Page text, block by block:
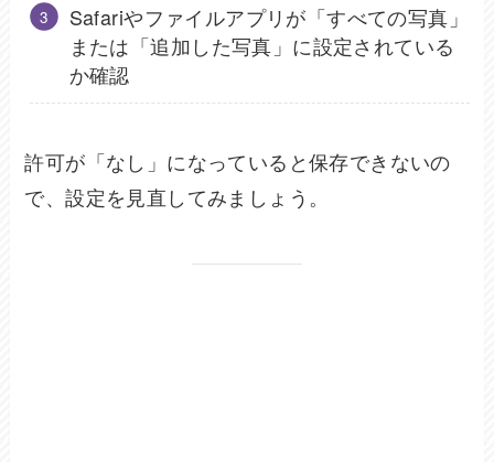
Safariやファイルアプリが「すべての写真」
または「追加した写真」に設定されている
か確認
許可が「なし」になっていると保存できないの
で、設定を見直してみましょう。